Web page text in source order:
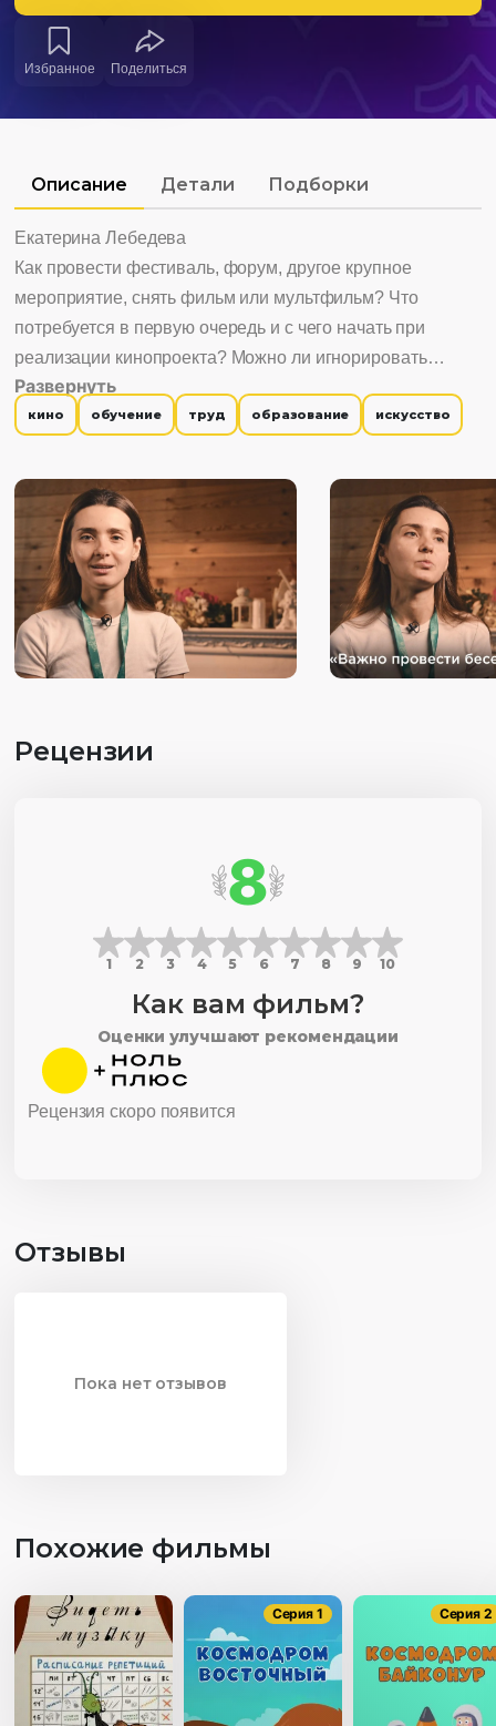
Избранное Поделиться
Описание Детали Подборки
Екатерина Лебедева
Как провести фестиваль, форум, другое крупное
мероприятие, снять фильм или мультфильм? Что
потребуется в первую очередь и с чего начать при
реализации кинопроекта? Можно ли игнорировать
проблемы и обязательно ли нужна команда? Как часто
происходят непредвиденные ситуации и зачем нужна
посвящен урок Екатерины Лебедевой. Она –
руководитель Всероссийского конкурса социальных
видео «Хорошая история» и член Союза
кинематографистов России, профессионал, который
прекрасно разбирается в теме.
Развернуть
кино обучение труд образование искусство
Рецензии
8
1 2 3 4 5 6 7 8 9 10
Как вам фильм?
Оценки улучшают рекомендации
Рецензия скоро появится
Отзывы
Пока нет отзывов
Похожие фильмы
Серия 1 Серия 2